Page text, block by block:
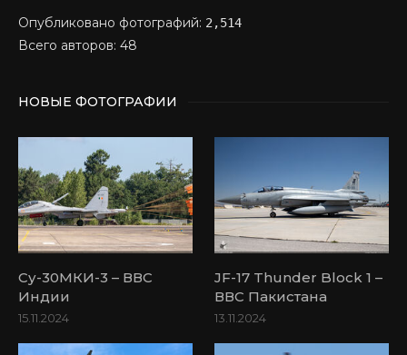
Опубликовано фотографий: 2,514
Всего авторов: 48
НОВЫЕ ФОТОГРАФИИ
Су-30МКИ-3 – ВВС
Индии
15.11.2024
JF-17 Thunder Block 1 –
ВВС Пакистана
13.11.2024